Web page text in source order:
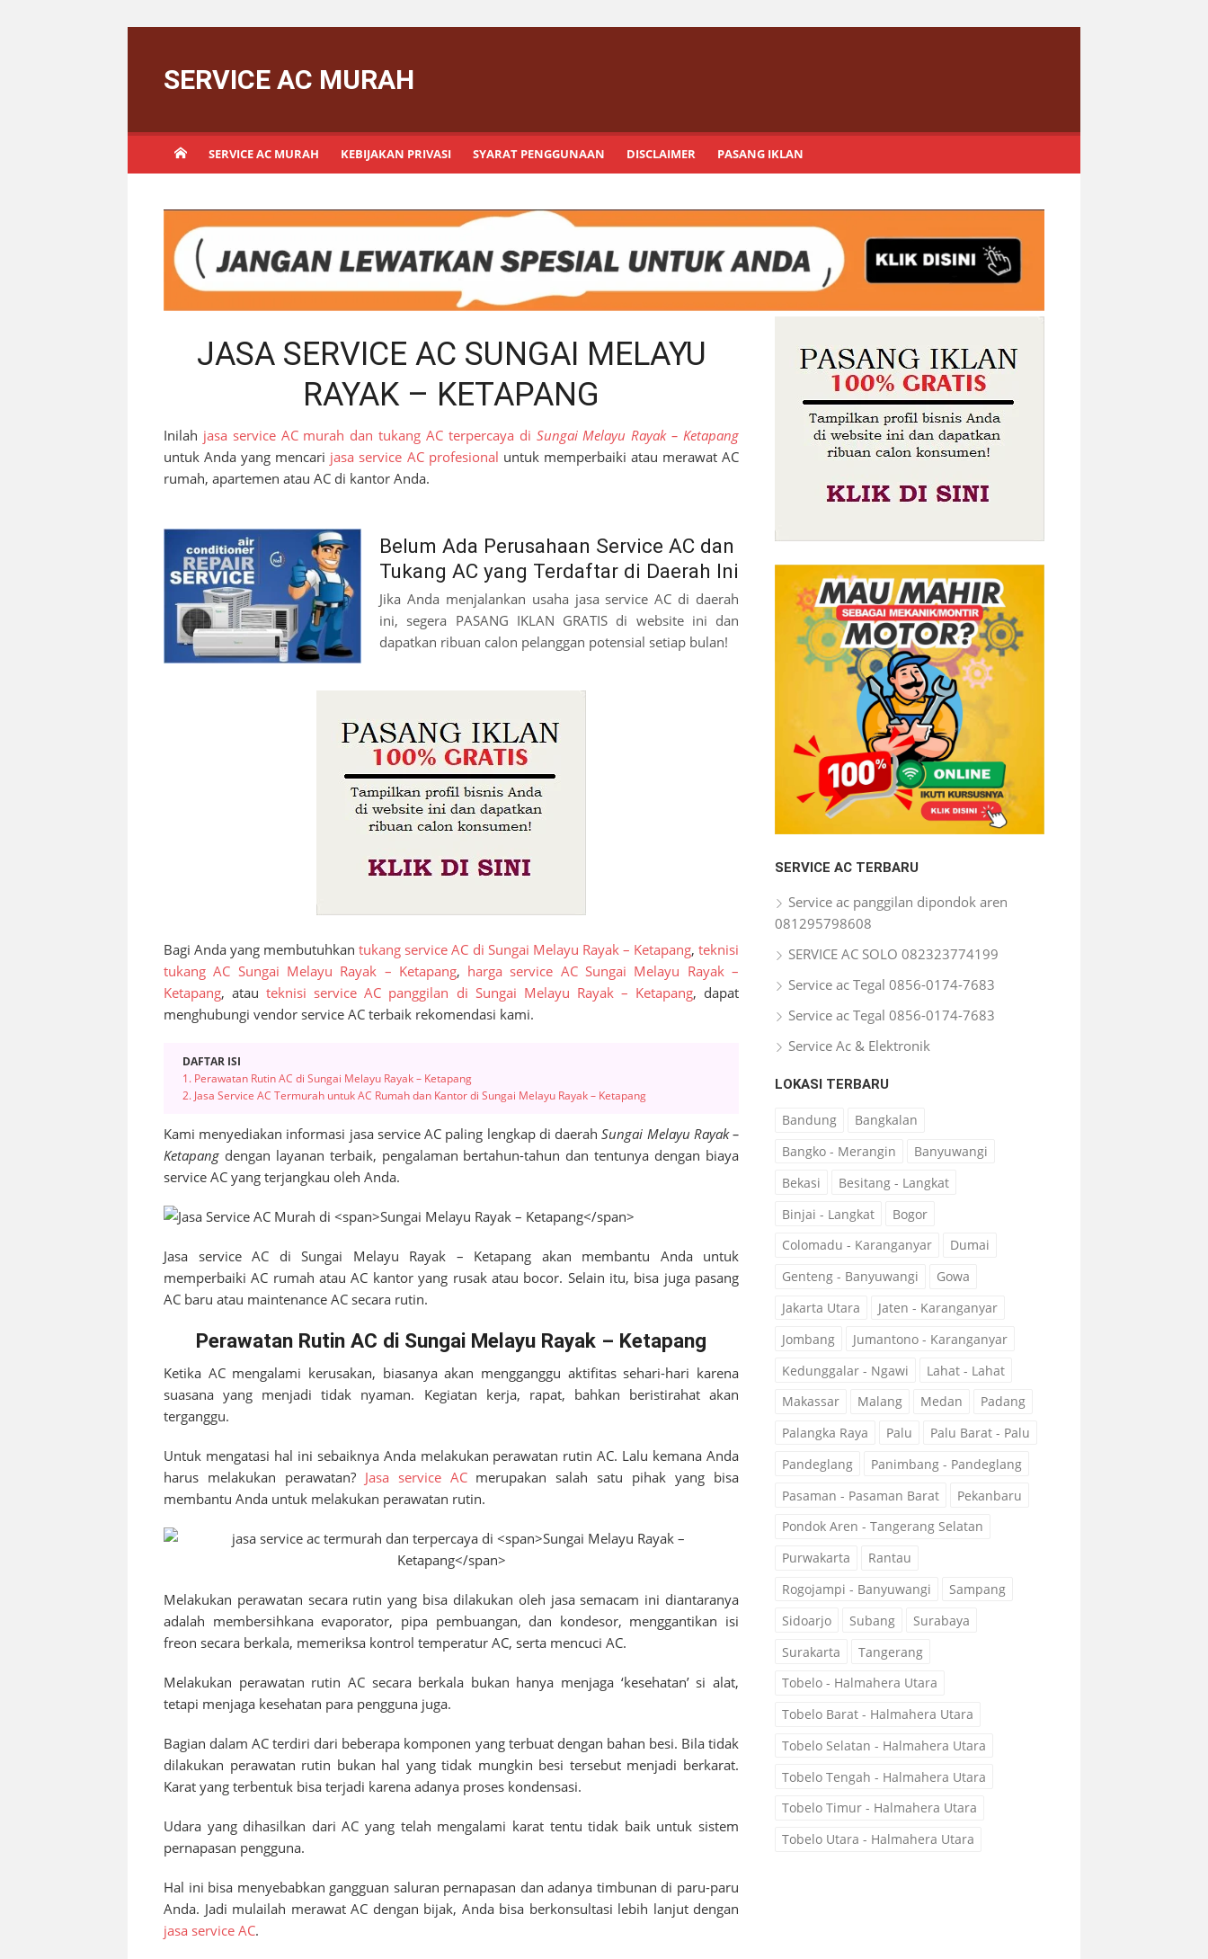
contentSERVICE AC MURAH
SERVICE AC MURAH KEBIJAKAN PRIVASI SYARAT PENGGUNAAN DISCLAIMER PASANG IKLAN
JASA SERVICE AC SUNGAI MELAYU
RAYAK – KETAPANG
Inilah jasa service AC murah dan tukang AC terpercaya di Sungai Melayu Rayak – Ketapang
untuk Anda yang mencari jasa service AC profesional untuk memperbaiki atau merawat AC
rumah, apartemen atau AC di kantor Anda.
Belum Ada Perusahaan Service AC dan
Tukang AC yang Terdaftar di Daerah Ini
Jika Anda menjalankan usaha jasa service AC di daerah
ini, segera PASANG IKLAN GRATIS di website ini dan
dapatkan ribuan calon pelanggan potensial setiap bulan!
Bagi Anda yang membutuhkantukang service AC di Sungai Melayu Rayak – Ketapang,teknisi
tukang AC Sungai Melayu Rayak – Ketapang, harga service AC Sungai Melayu Rayak –
Ketapang, atauteknisi service AC panggilan di Sungai Melayu Rayak – Ketapang, dapat
menghubungi vendor service AC terbaik rekomendasi kami.
DAFTAR ISI
1. Perawatan Rutin AC di Sungai Melayu Rayak – Ketapang
2. Jasa Service AC Termurah untuk AC Rumah dan Kantor di Sungai Melayu Rayak – Ketapang
Kami menyediakan informasi jasa service AC paling lengkap di daerahSungai Melayu Rayak –
Ketapang dengan layanan terbaik, pengalaman bertahun-tahun dan tentunya dengan biaya
service AC yang terjangkau oleh Anda.
Jasa service AC di Sungai Melayu Rayak – Ketapang akan membantu Anda untuk
memperbaiki AC rumah atau AC kantor yang rusak atau bocor. Selain itu, bisa juga pasang
AC baru atau maintenance AC secara rutin.
Perawatan Rutin AC di Sungai Melayu Rayak – Ketapang
Ketika AC mengalami kerusakan, biasanya akan mengganggu aktifitas sehari-hari karena
suasana yang menjadi tidak nyaman. Kegiatan kerja, rapat, bahkan beristirahat akan
terganggu.
Untuk mengatasi hal ini sebaiknya Anda melakukan perawatan rutin AC. Lalu kemana Anda
harus melakukan perawatan? Jasa service ACmerupakan salah satu pihak yang bisa
membantu Anda untuk melakukan perawatan rutin.
Melakukan perawatan secara rutin yang bisa dilakukan oleh jasa semacam ini diantaranya
adalah membersihkana evaporator, pipa pembuangan, dan kondesor, menggantikan isi
freon secara berkala, memeriksa kontrol temperatur AC, serta mencuci AC.
Melakukan perawatan rutin AC secara berkala bukan hanya menjaga ‘kesehatan’ si alat,
tetapi menjaga kesehatan para pengguna juga.
Bagian dalam AC terdiri dari beberapa komponen yang terbuat dengan bahan besi. Bila tidak
dilakukan perawatan rutin bukan hal yang tidak mungkin besi tersebut menjadi berkarat.
Karat yang terbentuk bisa terjadi karena adanya proses kondensasi.
Udara yang dihasilkan dari AC yang telah mengalami karat tentu tidak baik untuk sistem
pernapasan pengguna.
Hal ini bisa menyebabkan gangguan saluran pernapasan dan adanya timbunan di paru-paru
Anda. Jadi mulailah merawat AC dengan bijak, Anda bisa berkonsultasi lebih lanjut dengan
jasa service AC.
SERVICE AC TERBARU
Service ac panggilan dipondok aren
081295798608
SERVICE AC SOLO 082323774199
Service ac Tegal 0856-0174-7683
Service ac Tegal 0856-0174-7683
Service Ac & Elektronik
LOKASI TERBARU
Bandung
Bangkalan
Bangko - Merangin
Banyuwangi
Bekasi
Besitang - Langkat
Binjai - Langkat
Bogor
Colomadu - Karanganyar
Dumai
Genteng - Banyuwangi
Gowa
Jakarta Utara
Jaten - Karanganyar
Jombang
Jumantono - Karanganyar
Kedunggalar - Ngawi
Lahat - Lahat
Makassar
Malang Medan
Padang
Palangka Raya
Palu
Palu Barat - Palu
Pandeglang
Panimbang - Pandeglang
Pasaman - Pasaman Barat
Pekanbaru
Pondok Aren - Tangerang Selatan
Purwakarta
Rantau
Rogojampi - Banyuwangi
Sampang
Sidoarjo
Subang
Surabaya
Surakarta
Tangerang
Tobelo - Halmahera Utara
Tobelo Barat - Halmahera Utara
Tobelo Selatan - Halmahera Utara
Tobelo Tengah - Halmahera Utara
Tobelo Timur - Halmahera Utara
Tobelo Utara - Halmahera Utara